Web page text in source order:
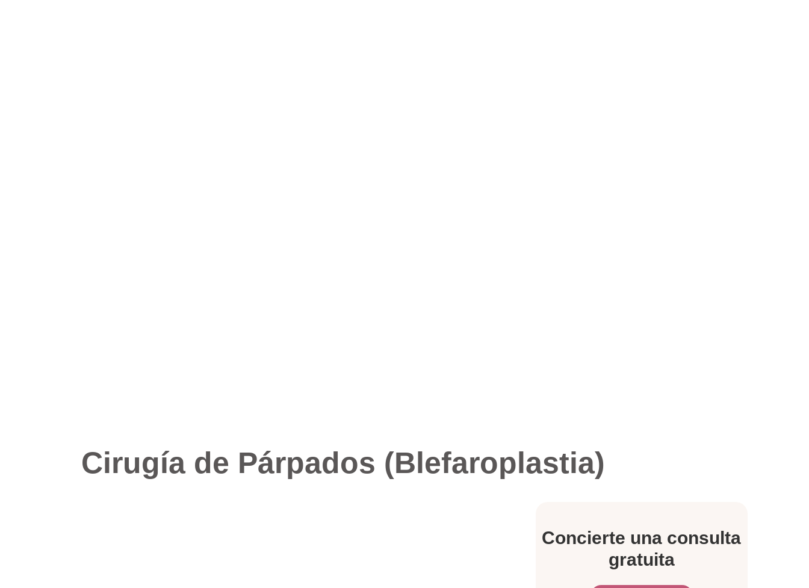
Cirugía de Párpados (Blefaroplastia)
Concierte una consulta
gratuita